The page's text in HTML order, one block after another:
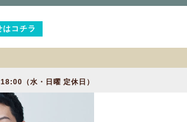
はコチラ
（水・日曜 定休日）